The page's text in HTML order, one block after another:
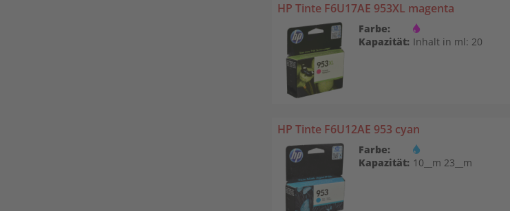
HP Tinte F6U17AE 953XL magenta
Farbe:
Kapazität: Inhalt in ml: 20
HP Tinte F6U12AE 953 cyan
Farbe:
Kapazität: 10__m 23__m